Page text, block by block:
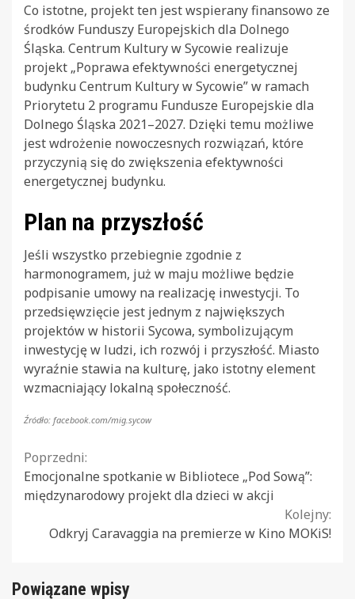
Co istotne, projekt ten jest wspierany finansowo ze
środków Funduszy Europejskich dla Dolnego
Śląska. Centrum Kultury w Sycowie realizuje
projekt „Poprawa efektywności energetycznej
budynku Centrum Kultury w Sycowie” w ramach
Priorytetu 2 programu Fundusze Europejskie dla
Dolnego Śląska 2021–2027. Dzięki temu możliwe
jest wdrożenie nowoczesnych rozwiązań, które
przyczynią się do zwiększenia efektywności
energetycznej budynku.
Plan na przyszłość
Jeśli wszystko przebiegnie zgodnie z
harmonogramem, już w maju możliwe będzie
podpisanie umowy na realizację inwestycji. To
przedsięwzięcie jest jednym z największych
projektów w historii Sycowa, symbolizującym
inwestycję w ludzi, ich rozwój i przyszłość. Miasto
wyraźnie stawia na kulturę, jako istotny element
wzmacniający lokalną społeczność.
Źródło: facebook.com/mig.sycow
Continue
Reading
Poprzedni:
Emocjonalne spotkanie w Bibliotece „Pod Sową”:
międzynarodowy projekt dla dzieci w akcji
Kolejny:
Odkryj Caravaggia na premierze w Kino MOKiS!
Powiązane wpisy